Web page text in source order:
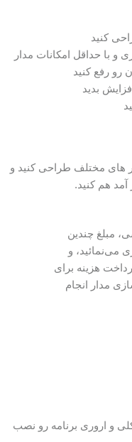
کنید
و با حداقل امکانات مدار
رو رفع کنید
بدید
های مختلف طراحی کنید و
هم کنید.
مبلغ چندین
می‌نمائید، و
هزینه برای
مدار انجام
و اروری برنامه رو نصب